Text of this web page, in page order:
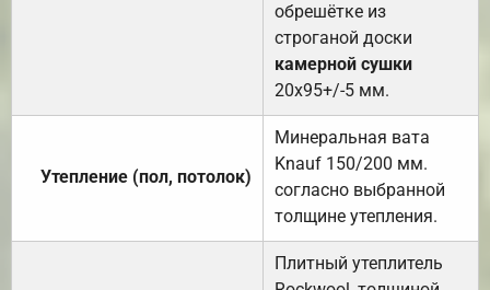
обрешётке из
строганой доски
камерной сушки
20х95+/-5 мм.
Утепление (пол, потолок)
Минеральная вата
Knauf 150/200 мм.
согласно выбранной
толщине утепления.
Плитный утеплитель